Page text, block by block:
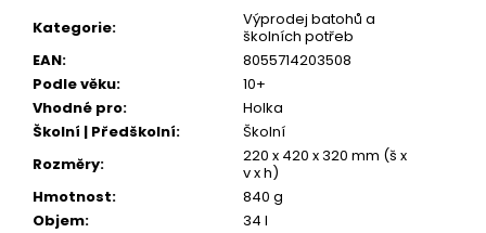
Kategorie:
Výprodej batohů a
školních potřeb
EAN:
8055714203508
Podle věku:
10+
Vhodné pro:
Holka
Školní | Předškolní:
Školní
Rozměry:
220 x 420 x 320 mm (š x
v x h)
Hmotnost:
840 g
Objem:
34 l
Kč